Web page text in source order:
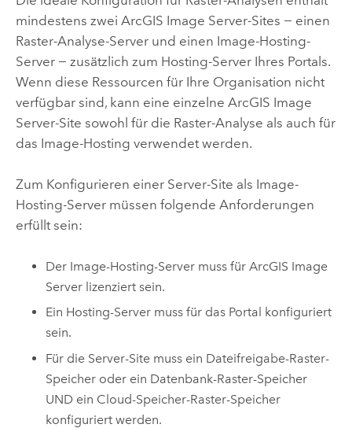
mindestens zwei ArcGIS Image Server-Sites − einen
Raster-Analyse-Server und einen Image-Hosting-
Server − zusätzlich zum Hosting-Server Ihres Portals.
Wenn diese Ressourcen für Ihre Organisation nicht
verfügbar sind, kann eine einzelne ArcGIS Image
Server-Site sowohl für die Raster-Analyse als auch für
das Image-Hosting verwendet werden.
Zum Konfigurieren einer Server-Site als Image-
Hosting-Server müssen folgende Anforderungen
erfüllt sein:
Der Image-Hosting-Server muss fürArcGIS Image
Server lizenziert sein.
Ein Hosting-Server muss für das Portal konfiguriert
sein.
Für die Server-Site muss ein Dateifreigabe-Raster-
Speicher oder ein Datenbank-Raster-Speicher
UND ein Cloud-Speicher-Raster-Speicher
konfiguriert werden.